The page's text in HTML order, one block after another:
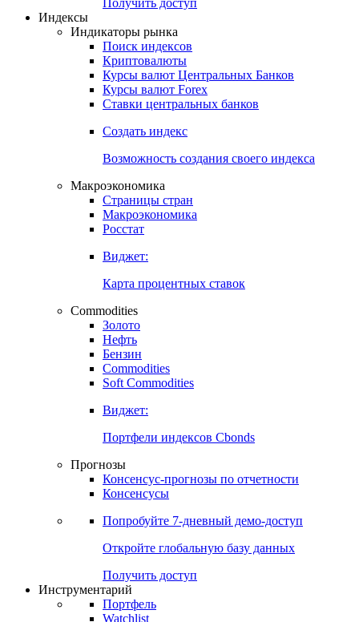
Попробуйте7-дневный
Откройте глобальную базу данных
Получить доступ
Индикаторы рынка
Поиск индексов
Курсы валют Центральных Банков
Ставки центральных банков
Создать индекс
Возможность создания своего индекса
Страницы стран
Росстат
Виджет:
Карта процентных ставок
Commodities
Золото
Бензин
Soft Commodities
Виджет:
Портфели индексов Cbonds
Прогнозы
Консенсусы
Попробуйте7-дневный
Откройте глобальную базу данных